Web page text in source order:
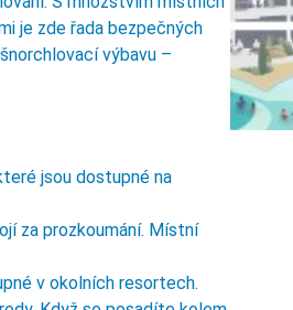
je zde řada bezpečných
výbavu –
jsou dostupné na
za prozkoumání. Místní
v okolních resortech.